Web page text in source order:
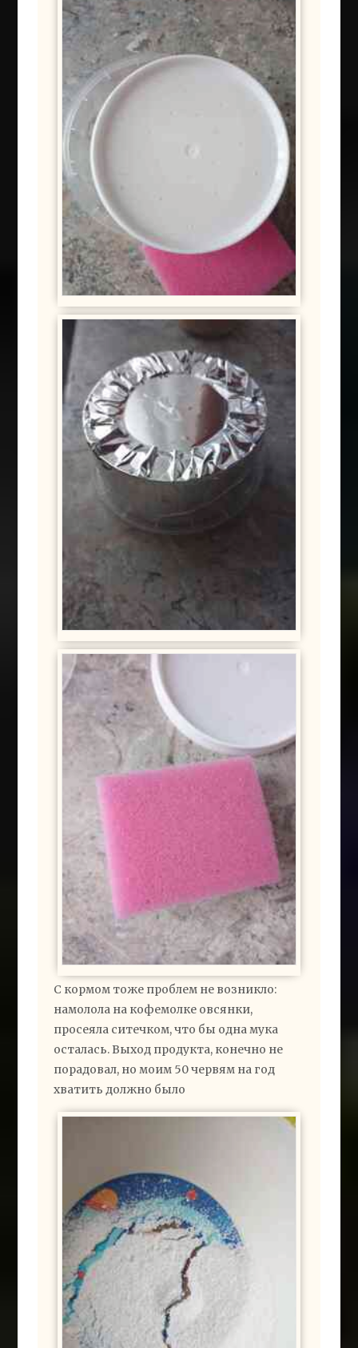
С кормом тоже проблем не возникло:
намолола на кофемолке овсянки,
просеяла ситечком, что бы одна мука
осталась. Выход продукта, конечно не
порадовал, но моим 50 червям на год
хватить должно было